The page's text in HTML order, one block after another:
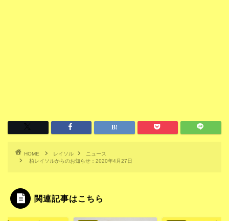
HOME レイソル
ニュース
柏レイソルからのお知らせ：2020年4月27日
関連記事はこちら